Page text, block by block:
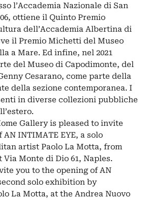
l’Accademia Nazionale di San
ottiene il Quinto Premio
dell’Accademia Albertina di
il Premio Michetti del Museo
a Mare. Ed infine, nel 2021
del Museo di Capodimonte, del
Cesarano, come parte della
della sezione contemporanea. I
in diverse collezioni pubbliche
Gallery is pleased to invite
INTIMATE EYE, a solo
artist Paolo La Motta, from
Via Monte di Dio 61, Naples.
you to the opening of AN
solo exhibition by
La Motta, at the Andrea Nuovo